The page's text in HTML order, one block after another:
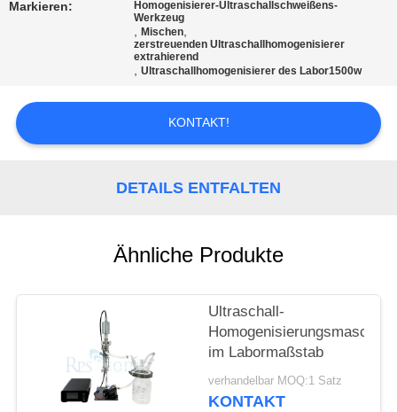
NACHRICHTEN
FÄLLE
Markieren:
Homogenisierer-Ultraschallschweißens-
Werkzeug
,Mischen,
zerstreuenden Ultraschallhomogenisierer
extrahierend
,Ultraschallhomogenisierer des Labor1500w
KONTAKT!
DETAILS ENTFALTEN
Ähnliche Produkte
Ultraschall-
Homogenisierungsmaschine
im Labormaßstab
verhandelbar MOQ:1 Satz
KONTAKT